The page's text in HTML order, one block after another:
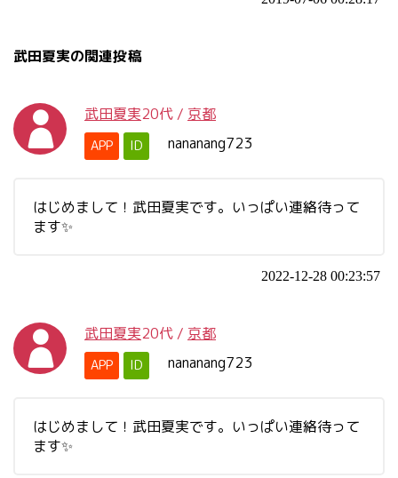
武田夏実の関連投稿
武田夏実20代 / 京都
APP ID nananang723
はじめまして！武田夏実です。いっぱい連絡待って
ます✨
2022-12-28 00:23:57
武田夏実20代 / 京都
APP ID nananang723
はじめまして！武田夏実です。いっぱい連絡待って
ます✨